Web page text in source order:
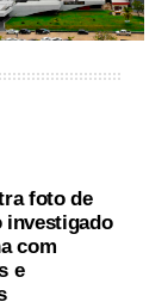
foto de
investigado
com
e